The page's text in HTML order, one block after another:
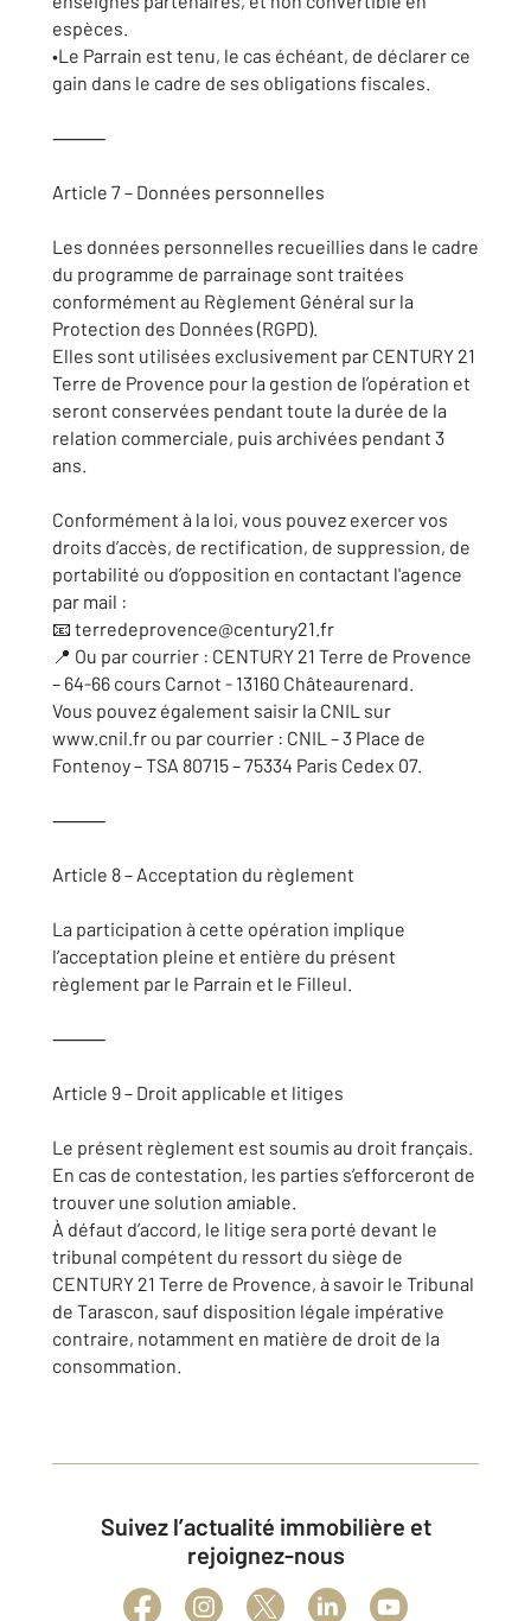
espèces.
•Le Parrain est tenu, le cas échéant, de déclarer ce
gain dans le cadre de ses obligations fiscales.
⸻
Article 7 – Données personnelles
Les données personnelles recueillies dans le cadre
du programme de parrainage sont traitées
conformément au Règlement Général sur la
Protection des Données (RGPD).
Elles sont utilisées exclusivement par CENTURY 21
Terre de Provence pour la gestion de l’opération et
seront conservées pendant toute la durée de la
relation commerciale, puis archivées pendant 3
ans.
Conformément à la loi, vous pouvez exercer vos
droits d’accès, de rectification, de suppression, de
portabilité ou d’opposition en contactant l'agence
par mail :
📧 terredeprovence@century21.fr
📍 Ou par courrier : CENTURY 21 Terre de Provence
– 64-66 cours Carnot - 13160 Châteaurenard.
Vous pouvez également saisir la CNIL sur
www.cnil.fr ou par courrier : CNIL – 3 Place de
Fontenoy – TSA 80715 – 75334 Paris Cedex 07.
⸻
Article 8 – Acceptation du règlement
La participation à cette opération implique
l’acceptation pleine et entière du présent
règlement par le Parrain et le Filleul.
⸻
Article 9 – Droit applicable et litiges
Le présent règlement est soumis au droit français.
En cas de contestation, les parties s’efforceront de
trouver une solution amiable.
À défaut d’accord, le litige sera porté devant le
tribunal compétent du ressort du siège de
CENTURY 21 Terre de Provence, à savoir le Tribunal
de Tarascon, sauf disposition légale impérative
contraire, notamment en matière de droit de la
consommation.
Suivez l’actualité immobilière et
rejoignez-nous